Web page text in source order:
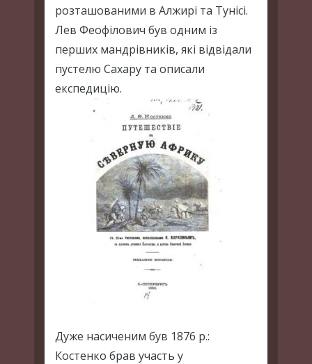
розташованими в Алжирі та Тунісі.
Лев Феофілович був одним із
перших мандрівників, які відвідали
пустелю Сахару та описали
експедицію.
Дуже насиченим був 1876 р.:
Костенко брав участь у